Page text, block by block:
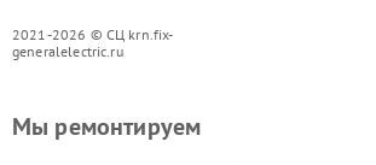
2021-2026 © СЦ krn.fix-
generalelectric.ru
Мы ремонтируем